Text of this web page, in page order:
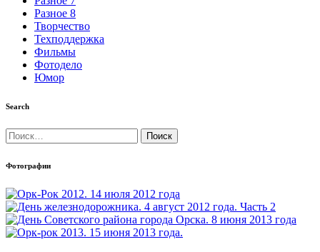
Разное 8
Творчество
Техподдержка
Фильмы
Фотодело
Юмор
Search
Найти:
Фотографии